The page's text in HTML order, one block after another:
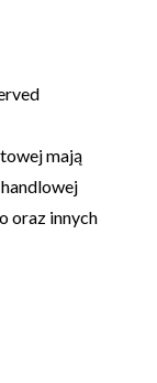
mają
oraz innych